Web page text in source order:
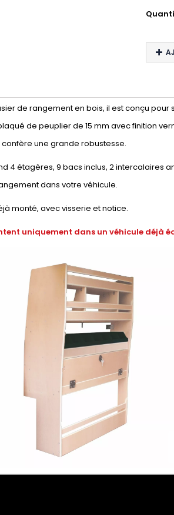
de rangement en bois, il est conçu
de peuplier de 15 mm avec finition
une grande robustesse.
4 étagères, 9 bacs inclus, 2 intercalaires
dans votre véhicule.
monté, avec visserie et notice.
uniquement dans un véhicule déjà